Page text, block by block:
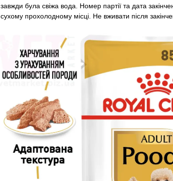
завжди була свіжа вода. Номер партії та дата
сухому прохолодному мiсцi. Не вживати після